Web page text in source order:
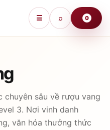
☰ ⌕ 0
chuyên sâu về rượu vang
3. Nơi vinh danh
văn hóa thưởng thức